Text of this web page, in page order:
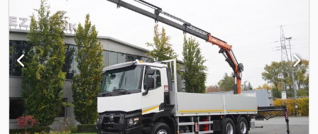
yüksekliği:600 mm , Üretim yılı:2021
hız sabitleyici, klima, vinç
, RENAULT C280 DTI 8 / FASSI F135A.22
Vinç / 560 saat / Uzaktan Kumanda / Rotator / 15 EPAL Platform / 8
adet 2020/2021 Kilometre: 160.000 km Teknik Bilgiler Brüt ağırlık:
19.000 kg Boş ağırlık: 10.970 kg Yük kapasitesi: 8.030 kg Güç: 280
HP Motor hacmi: 7.698 cc Euro 6 AdBlue Dingil mesafesi: 525 cm
Csdpfx Aezrw R Ijnkorf Fassi F135A.22 Vinç Erişim: 8 m Vinç yük
kapasitesi: 5.580 kg Uzaktan kumanda Rotator Açık kasa Regnault
Uzunluk: 620 cm Genişlik: 246 cm Yan yükseklik: 60 cm Kapasite: 15